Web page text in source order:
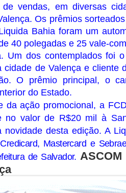
vendas, em diversas
Os prêmios
Bahia foram um
40 polegadas e 25 vale-
Um dos contemplados foi
cidade de Valença e cliente
O prêmio principal, o
do Estado.
da ação promocional, a
no valor de R$20 mil à
novidade desta edição. A
Mastercard e
de Salvador.